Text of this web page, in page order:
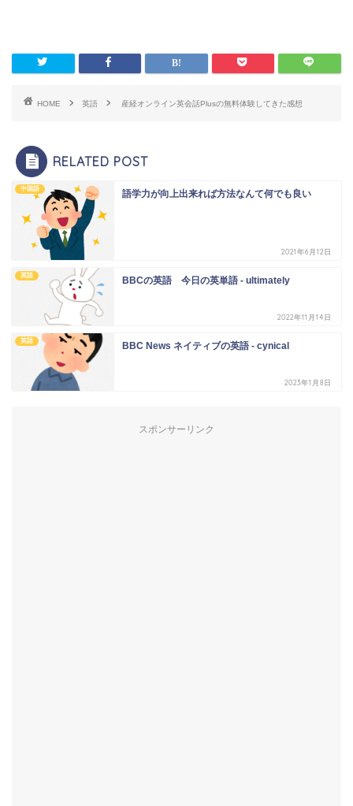
HOME 英語 産経オンライン英会話Plusの無料体験してきた感想
RELATED POST
中国語 語学力が向上出来れば方法なんて何でも良い
2021年6月12日
英語 BBCの英語 今日の英単語 - ultimately
2022年11月14日
英語 BBC News ネイティブの英語 - cynical
2023年1月8日
スポンサーリンク